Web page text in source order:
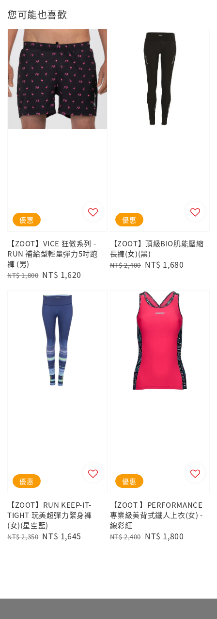
您可能也喜歡
優惠
【ZOOT】VICE 狂傲系列 -
RUN 補給型輕量彈力5吋跑
褲 (男)
Regular
NT$ 1,800 Sale
NT$ 1,620
優惠
【ZOOT】頂級BIO肌能壓縮
長褲(女)(黑)
Regular
NT$ 2,400 Sale
NT$ 1,680
優惠
【ZOOT】RUN KEEP-IT-
TIGHT 玩美超彈力緊身褲
(女)(星空藍)
Regular
NT$ 2,350 Sale
NT$ 1,645
優惠
【ZOOT 】PERFORMANCE
專業級美背式鐵人上衣(女) -
線彩紅
Regular
NT$ 2,400 Sale
NT$ 1,800